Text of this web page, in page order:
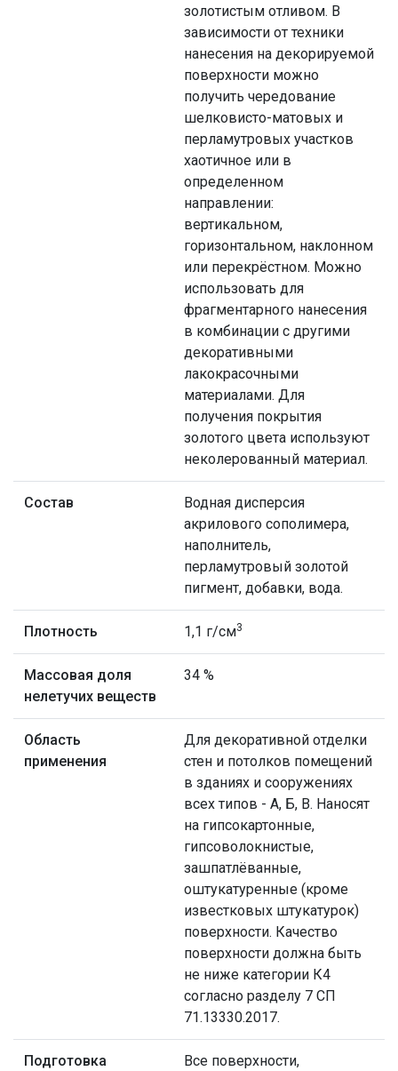
золотистым отливом. В
зависимости от техники
нанесения на декорируемой
поверхности можно
получить чередование
шелковисто-матовых и
перламутровых участков
хаотичное или в
определенном
направлении:
вертикальном,
горизонтальном, наклонном
или перекрёстном. Можно
использовать для
фрагментарного нанесения
в комбинации с другими
декоративными
лакокрасочными
материалами. Для
получения покрытия
золотого цвета используют
неколерованный материал.
Состав
Водная дисперсия
акрилового сополимера,
наполнитель,
перламутровый золотой
пигмент, добавки, вода.
Плотность 1,1 г/см3
Массовая доля
нелетучих веществ
34 %
Область
применения
Для декоративной отделки
стен и потолков помещений
в зданиях и сооружениях
всех типов - А, Б, В. Наносят
на гипсокартонные,
гипсоволокнистые,
зашпатлёванные,
оштукатуренные (кроме
известковых штукатурок)
поверхности. Качество
поверхности должна быть
не ниже категории К4
согласно разделу 7 СП
71.13330.2017.
Подготовка Все поверхности,